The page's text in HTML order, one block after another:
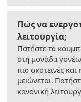
Πώς να
λειτουργία;
Πατήστε το
στη μονάδα
πιο σκοτεινές
μειώνεται.
κανονική